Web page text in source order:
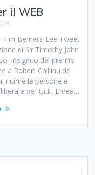
il WEB
Berners-Lee Tweet
di Sir Timothy John
insignito del premio
a Robert Cailliau del
riunire le persone e
e per tutti. L’idea…